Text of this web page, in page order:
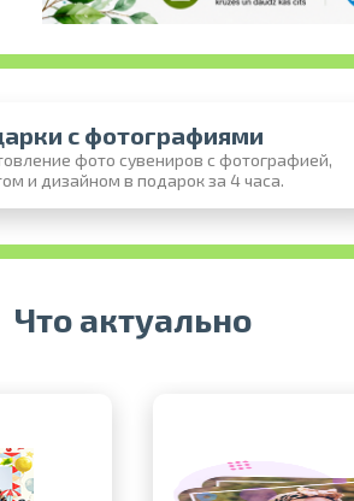
в течение 1 часа в Риге –
форматы и виды бумаги для
по всей Латвии или
с фотографиями
фото сувениров с фотографией,
и дизайном в подарок за 4 часа.
Что актуально